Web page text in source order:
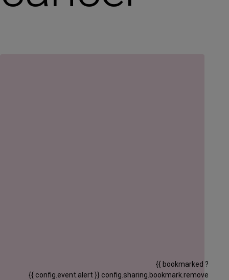
{{ config.event.alert }}
{{ bookmarked ?
config.sharing.bookmark.remove